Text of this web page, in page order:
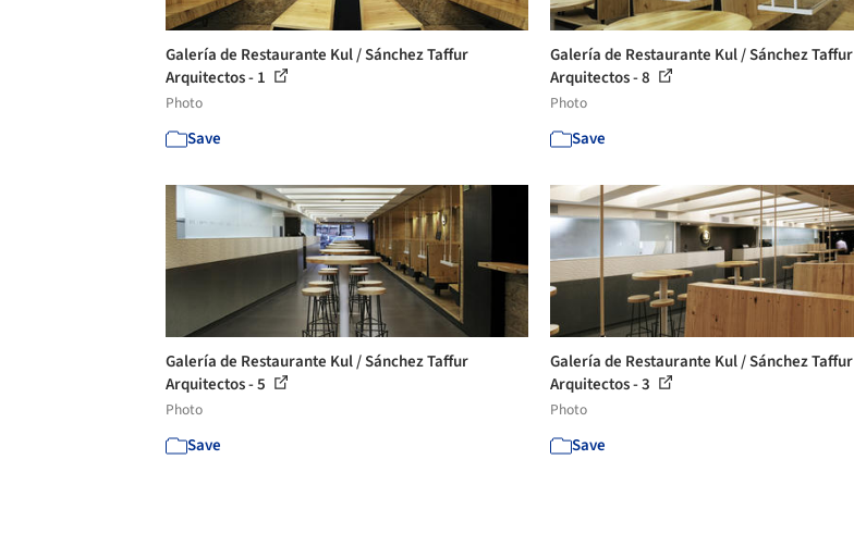
Galería de Restaurante Kul / Sánchez Taffur
Arquitectos - 1
Photo
Save
Galería de Restaurante Kul / Sánchez Taffur
Arquitectos - 8
Photo
Save
Galería de Restaurante Kul / Sánchez Taffur
Arquitectos - 5
Photo
Save
Galería de Restaurante Kul / Sánchez Taffur
Arquitectos - 3
Photo
Save